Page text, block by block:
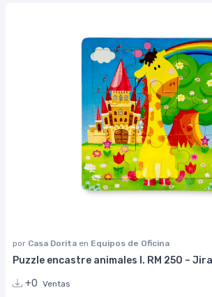
por Casa Dorita en Equipos de Oficina
Puzzle encastre animales I. RM 250 –
+0 Ventas